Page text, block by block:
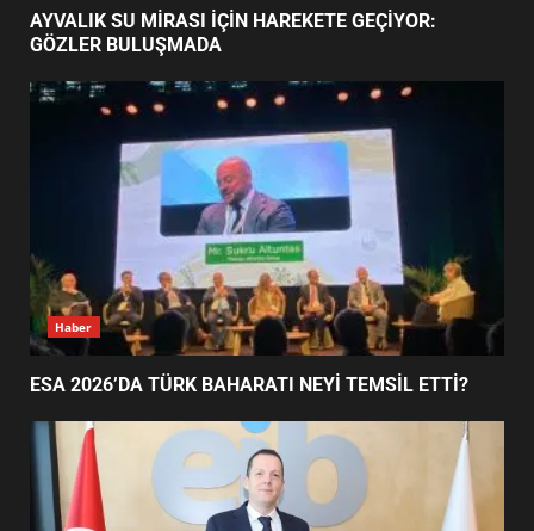
2
EİB’DE KRİTİK ATAMA:
SÜRDÜRÜLEBİLİRLİKTE NE
DEĞİŞECEK?
4
EDREMİT’İN GURURU TÜRKİYE
FİNALİNDE NE BAŞARDI?
5
UZATILDI: NE DEĞİŞTİ?
AYVALIK SU MİRASI İÇİN HAREKETE GEÇİYOR:
GÖZLER BULUŞMADA
Haber
ESA 2026’DA TÜRK BAHARATI NEYİ TEMSİL ETTİ?